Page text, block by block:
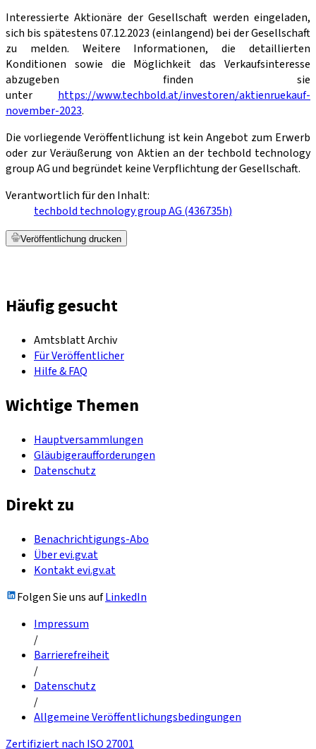
Interessierte Aktionäre der Gesellschaft werden eingeladen,
sich bis spätestens 07.12.2023 (einlangend) bei der Gesellschaft
zu melden. Weitere Informationen, die detaillierten
Konditionen sowie die Möglichkeit das Verkaufsinteresse
abzugeben finden sie
unter https://www.techbold.at/investoren/aktienruekauf-
november-2023.
Die vorliegende Veröffentlichung ist kein Angebot zum Erwerb
oder zur Veräußerung von Aktien an der techbold technology
group AG und begründet keine Verpflichtung der Gesellschaft.
Verantwortlich für den Inhalt:
techbold technology group AG (436735h)
Veröffentlichung drucken
Häufig gesucht
Amtsblatt Archiv
Für Veröffentlicher
Hilfe & FAQ
Wichtige Themen
Hauptversammlungen
Gläubigeraufforderungen
Datenschutz
Direkt zu
Benachrichtigungs-Abo
Über evi.gv.at
Kontakt evi.gv.at
Folgen Sie uns aufLinkedIn
Impressum
/
Barrierefreiheit
/
Datenschutz
/
Allgemeine Veröffentlichungsbedingungen
Zertifiziert nach ISO 27001